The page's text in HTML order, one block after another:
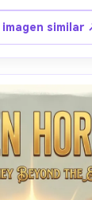
galería, lente
--ar 4:5
imagen similar